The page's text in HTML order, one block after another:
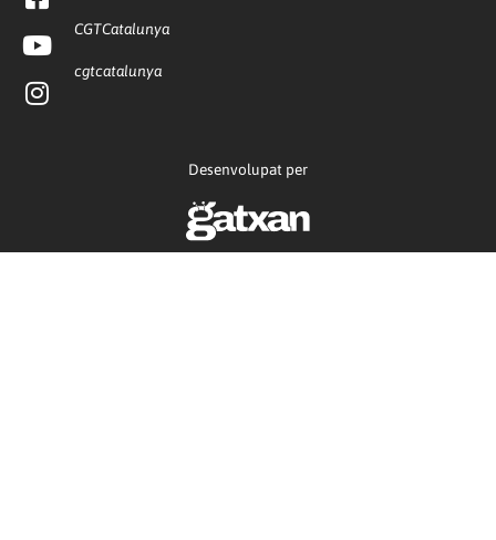
CGTCatalunya
cgtcatalunya
Desenvolupat per